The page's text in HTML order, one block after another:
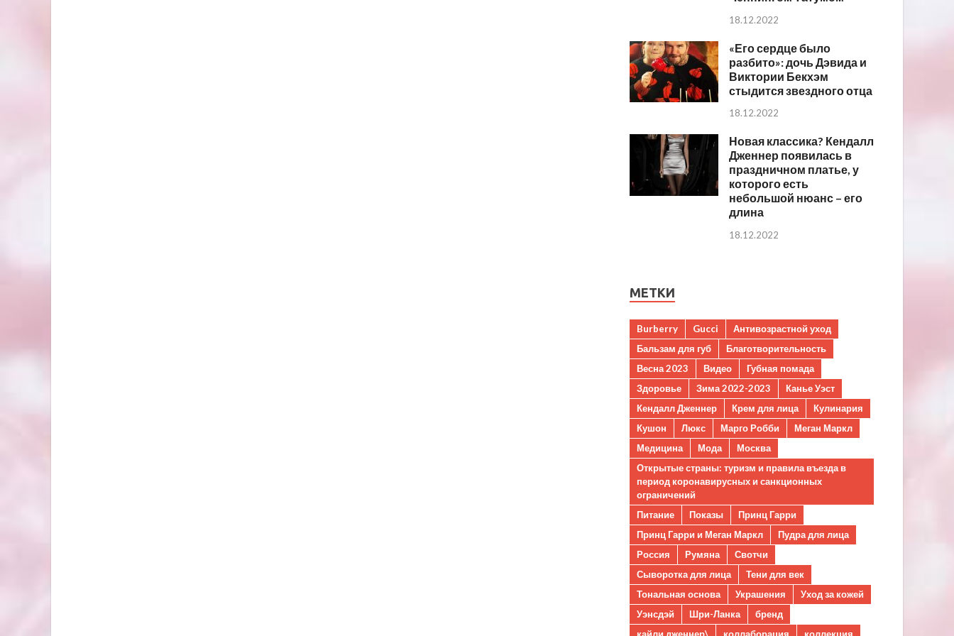
18.12.2022
«Его сердце было
разбито»: дочь Дэвида и
Виктории Бекхэм
стыдится звездного отца
18.12.2022
Новая классика? Кендалл
Дженнер появилась в
праздничном платье, у
которого есть
небольшой нюанс – его
длина
18.12.2022
МЕТКИ
Burberry Gucci
Антивозрастной уход
Бальзам для губ
Благотворительность
Весна 2023
Видео
Губная помада
Здоровье
Зима 2022-2023
Канье Уэст
Кендалл Дженнер
Крем для лица
Кулинария
Кушон
Люкс Марго Робби
Меган Маркл
Медицина
Мода
Москва
Открытые страны: туризм и правила въезда в
период коронавирусных и санкционных
ограничений
Питание
Показы
Принц Гарри
Принц Гарри и Меган Маркл
Пудра для лица
Россия
Румяна
Свотчи
Сыворотка для лица
Тени для век
Тональная основа
Украшения
Уход за кожей
Уэнсдэй
Шри-Ланка
бренд